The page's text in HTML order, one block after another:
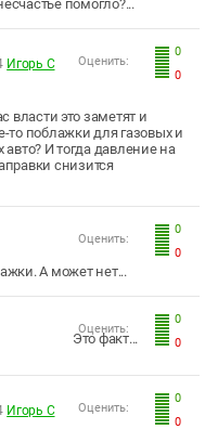
помогло?...
0
0
Оценить:
Игорь С
власти это заметят и
то поблажки для газовых и
авто? И тогда давление на
снизится
0
0
Оценить:
А может нет...
0
0
Оценить:
Это факт...
0
0
Оценить:
Игорь С